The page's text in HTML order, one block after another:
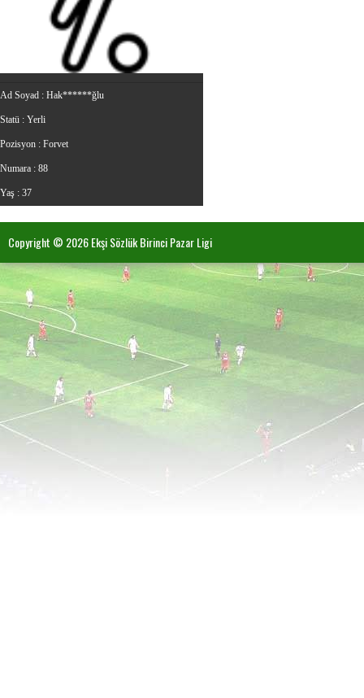
Ad Soyad : Hak******ğlu
Statü : Yerli
Pozisyon : Forvet
Numara : 88
Yaş : 37
Copyright © 2026 Ekşi Sözlük Birinci Pazar Ligi